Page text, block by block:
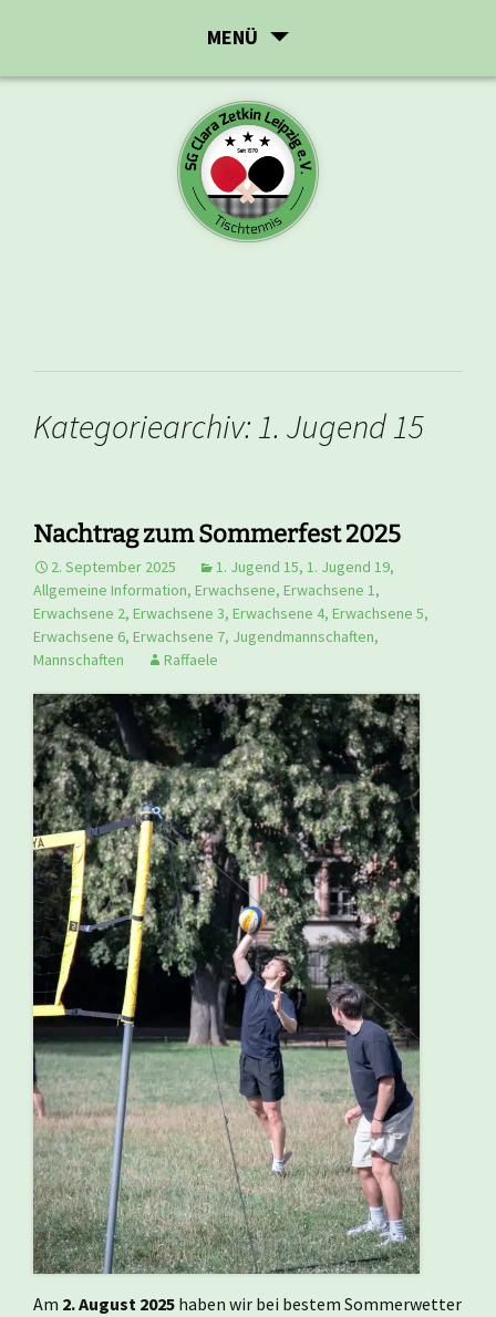
MENÜ
Kategoriearchiv: 1. Jugend 15
Nachtrag zum Sommerfest 2025
2. September 2025 1. Jugend 15, 1. Jugend 19,
Allgemeine Information, Erwachsene, Erwachsene 1,
Erwachsene 2, Erwachsene 3, Erwachsene 4, Erwachsene 5,
Erwachsene 6, Erwachsene 7, Jugendmannschaften,
Mannschaften
Raffaele
Am 2. August 2025 haben wir bei bestem Sommerwetter